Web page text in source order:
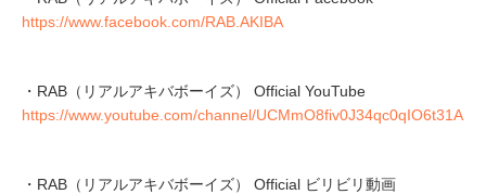
https://www.facebook.com/RAB.AKIBA
・RAB（リアルアキバボーイズ） Official YouTube
https://www.youtube.com/channel/UCMmO8fiv0J34qc0qIO6t31A
・RAB（リアルアキバボーイズ） Official ビリビリ動画